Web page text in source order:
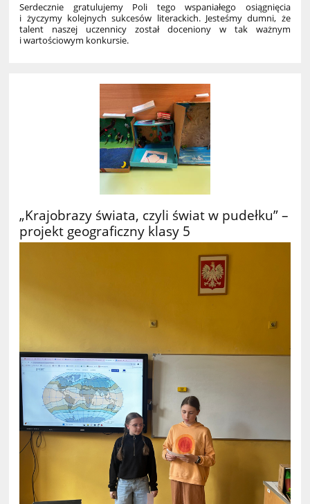
Serdecznie gratulujemy Poli tego wspaniałego osiągnięcia
i życzymy kolejnych sukcesów literackich. Jesteśmy dumni, że
talent naszej uczennicy został doceniony w tak ważnym
i wartościowym konkursie.
„Krajobrazy świata, czyli świat w pudełku” –
projekt geograficzny klasy 5